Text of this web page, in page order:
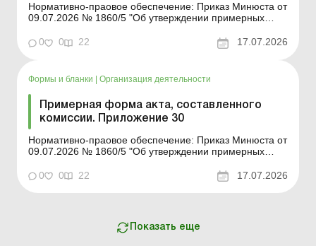
Нормативно-праовое обеспечение: Приказ Минюста от
09.07.2026 № 1860/5 "Об утверждении примерных
документов, создаваемых во время деятельности
0 0 22 17.07.2026
Формы и бланки | Организация деятельности
Примерная форма акта, составленного
комиссии. Приложение 30
Нормативно-праовое обеспечение: Приказ Минюста от
09.07.2026 № 1860/5 "Об утверждении примерных
документов, создаваемых во время деятельности
0 0 22 17.07.2026
Показать еще